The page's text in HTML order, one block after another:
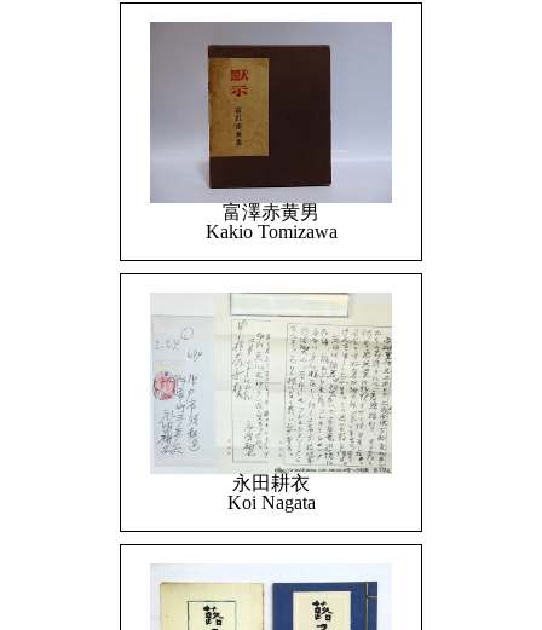
富澤赤黄男
Kakio Tomizawa
永田耕衣
Koi Nagata